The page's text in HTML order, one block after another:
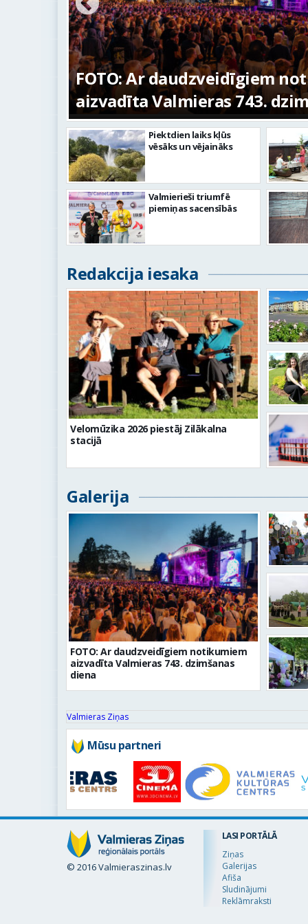
FOTO: Ar daudzveidīgiem
aizvadīta Valmieras 743.
Piektdien laiks kļūs
vēsāks un vējaināks
Valmierieši triumfē
piemiņas sacensībās
Redakcija iesaka
Velomūzika 2026 piestāj Zilākalna
stacijā
Galerija
FOTO: Ar daudzveidīgiem notikumiem
aizvadīta Valmieras 743. dzimšanas
diena
Valmieras Ziņas
Mūsu partneri
© 2016 Valmieraszinas.lv
LASI PORTĀLĀ
Ziņas
Galerijas
Afiša
Sludinājumi
Reklāmraksti